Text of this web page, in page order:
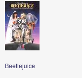
Beetlejuice